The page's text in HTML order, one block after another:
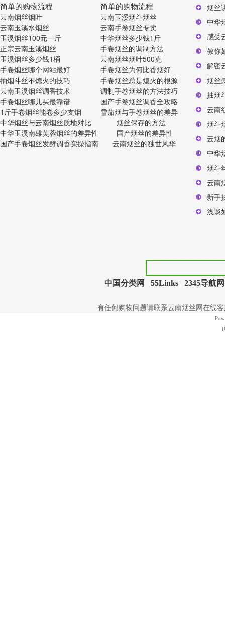
简单的购物流程
云南烟丝烟叶
云南玉溪水烟丝
玉溪烟丝100元一斤
正宗云南玉溪烟丝
玉溪烟丝多少钱1桶
手卷烟丝哪个网站最好
抽烟斗丝不熄火的技巧
云南玉溪烟丝调香技术
手卷烟丝哪儿买最靠谱
1斤手卷烟丝能卷多少支烟
中华烟丝与云南烟丝质地对比
中华玉溪南雄芙蓉烟丝的差异性
国产手卷烟丝发酵调香实操指南
简单的购物流程
云南玉溪烟斗烟丝
云南手卷烟丝专卖
中华烟丝多少钱1斤
手卷烟丝的调制方法
云南烟丝烟叶500克
手卷烟丝为何比香烟好
手卷烟丝总是熄火的根源
调制手卷烟丝的方法技巧
国产手卷烟丝调香全攻略
雪茄烟与手卷烟丝的差异
烟丝保存的方法
国产烟丝的差异性
云南烟丝的独世风华
烟丝
中华
感受
教你
解密
烟丝
抽烟
云南
烟斗
云烟
中华
烟斗
云南
新手
浅谈
中国分类网 55Links 2345导航网
有任何购物问题请联系云南烟丝网在线